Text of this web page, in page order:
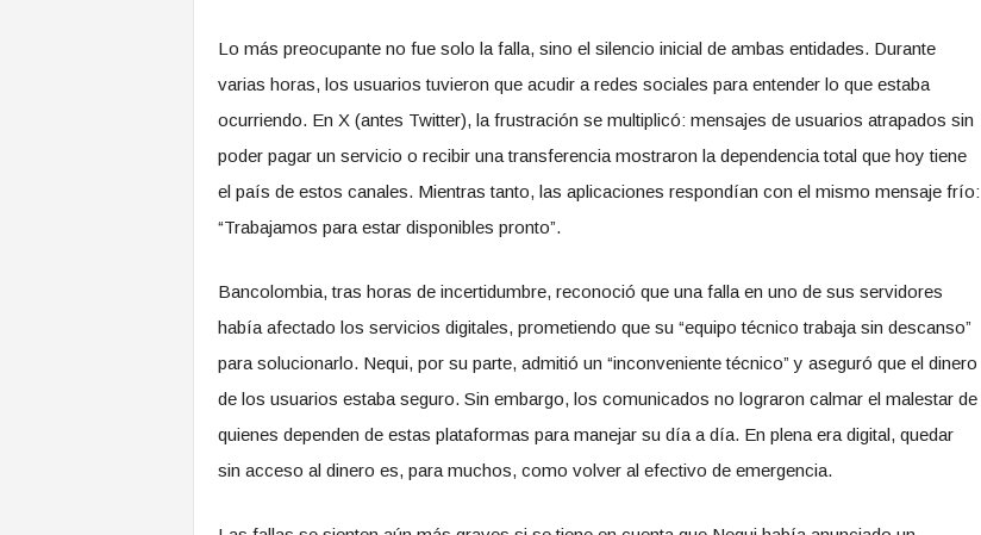
Lo más preocupante no fue solo la falla, sino el silencio inicial de ambas entidades. Durante
varias horas, los usuarios tuvieron que acudir a redes sociales para entender lo que estaba
ocurriendo. En X (antes Twitter), la frustración se multiplicó: mensajes de usuarios atrapados sin
poder pagar un servicio o recibir una transferencia mostraron la dependencia total que hoy tiene
el país de estos canales. Mientras tanto, las aplicaciones respondían con el mismo mensaje frío:
“Trabajamos para estar disponibles pronto”.
Bancolombia, tras horas de incertidumbre, reconoció que una falla en uno de sus servidores
había afectado los servicios digitales, prometiendo que su “equipo técnico trabaja sin descanso”
para solucionarlo. Nequi, por su parte, admitió un “inconveniente técnico” y aseguró que el dinero
de los usuarios estaba seguro. Sin embargo, los comunicados no lograron calmar el malestar de
quienes dependen de estas plataformas para manejar su día a día. En plena era digital, quedar
sin acceso al dinero es, para muchos, como volver al efectivo de emergencia.